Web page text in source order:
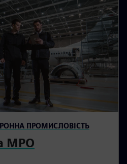
ПРОМИСЛОВІСТЬ
МРО